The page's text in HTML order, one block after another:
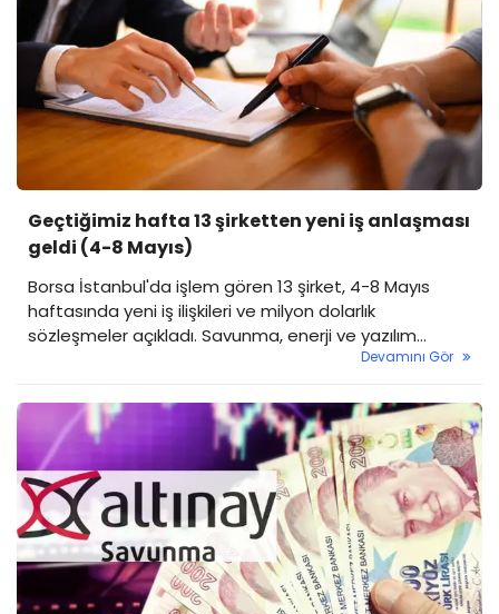
Geçtiğimiz hafta 13 şirketten yeni iş anlaşması
geldi (4-8 Mayıs)
Borsa İstanbul'da işlem gören 13 şirket, 4-8 Mayıs
haftasında yeni iş ilişkileri ve milyon dolarlık
sözleşmeler açıkladı. Savunma, enerji ve yazılım
Devamını Gör